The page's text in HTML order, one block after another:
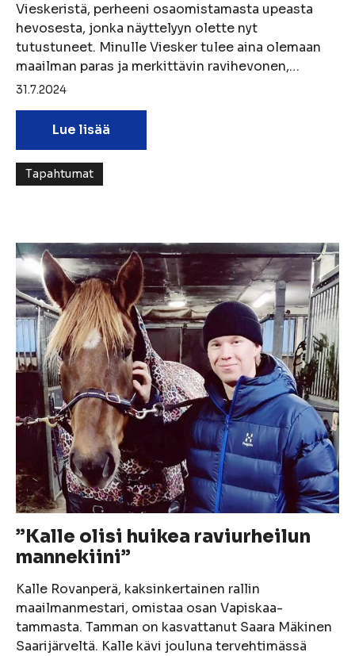
Vieskeristä, perheeni osaomistamasta upeasta
hevosesta, jonka näyttelyyn olette nyt
tutustuneet. Minulle Viesker tulee aina olemaan
maailman paras ja merkittävin ravihevonen,…
31.7.2024
Lue lisää
Tapahtumat
”Kalle olisi huikea raviurheilun
mannekiini”
Kalle Rovanperä, kaksinkertainen rallin
maailmanmestari, omistaa osan Vapiskaa-
tammasta. Tamman on kasvattanut Saara Mäkinen
Saarijärveltä. Kalle kävi jouluna tervehtimässä